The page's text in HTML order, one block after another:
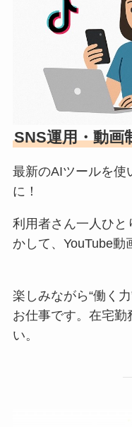
SNS運用・動画
最新のAIツールを使
に！
利用者さん一人ひ
かして、YouTube動
楽しみながら“働く
お仕事です。在宅勤
い。